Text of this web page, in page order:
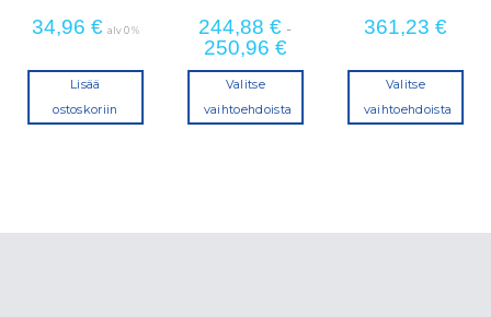
34,96 € alv 0 %
Lisää
ostoskoriin
244,88€ -
250,96 €
Valitse
vaihtoehdoista
361,23 €
Valitse
vaihtoehdoista